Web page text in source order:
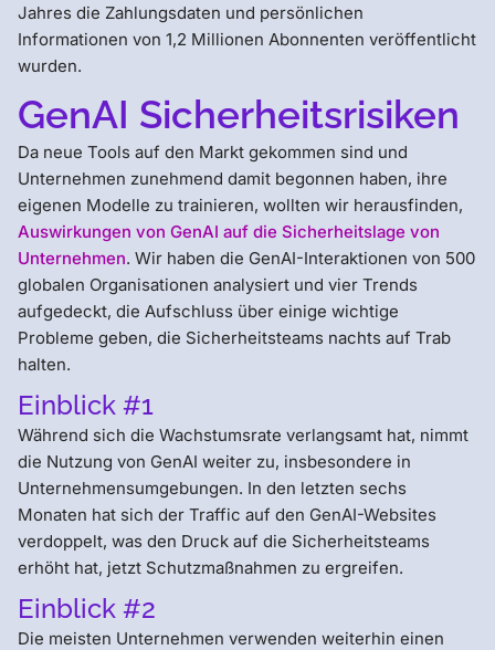
Jahres die Zahlungsdaten und persönlichen
Informationen von 1,2 Millionen Abonnenten veröffentlicht
wurden.
GenAI Sicherheitsrisiken
Da neue Tools auf den Markt gekommen sind und
Unternehmen zunehmend damit begonnen haben, ihre
eigenen Modelle zu trainieren, wollten wir herausfinden,
Auswirkungen von GenAI auf die Sicherheitslage von
Unternehmen. Wir haben die GenAI-Interaktionen von 500
globalen Organisationen analysiert und vier Trends
aufgedeckt, die Aufschluss über einige wichtige
Probleme geben, die Sicherheitsteams nachts auf Trab
halten.
Einblick #1
Während sich die Wachstumsrate verlangsamt hat, nimmt
die Nutzung von GenAI weiter zu, insbesondere in
Unternehmensumgebungen. In den letzten sechs
Monaten hat sich der Traffic auf den GenAI-Websites
verdoppelt, was den Druck auf die Sicherheitsteams
erhöht hat, jetzt Schutzmaßnahmen zu ergreifen.
Einblick #2
Die meisten Unternehmen verwenden weiterhin einen